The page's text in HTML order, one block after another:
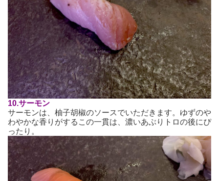
10.サーモン
サーモンは、柚子胡椒のソースでいただきます。ゆずのや
わやかな香りがするこの一貫は、濃いあぶりトロの後にぴ
ったり。